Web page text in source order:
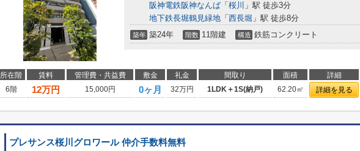
阪神電鉄阪神なんば 「 桜川 」駅 徒歩3分
地下鉄長堀鶴見緑地 「 西長堀 」駅 徒歩8分
築年 築24年 階数 11階建 構造 鉄筋コンクリート
所在階 賃料 管理費・共益費 敷金 礼金 間取り 面積 詳細
6階
12万円 15,000円 0ヶ月 32万円 1LDK＋1S(納戸) 62.20㎡ 詳細を見る
プレサンス桜川グロワール 仲介手数料無料